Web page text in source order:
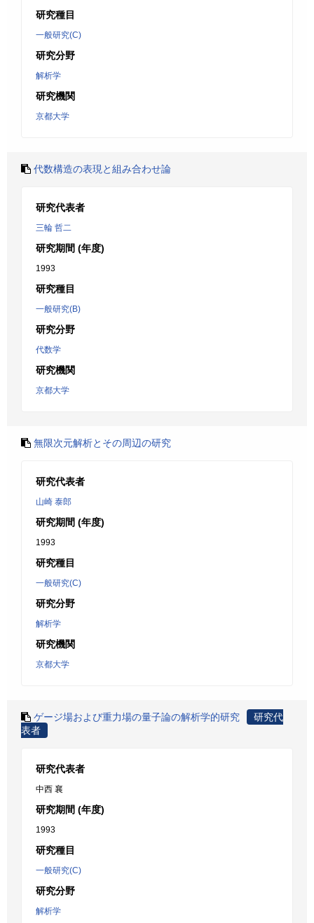
研究種目
一般研究(C)
研究分野
解析学
研究機関
京都大学
代数構造の表現と組み合わせ論
研究代表者
三輪 哲二
研究期間 (年度)
1993
研究種目
一般研究(B)
研究分野
代数学
研究機関
京都大学
無限次元解析とその周辺の研究
研究代表者
山崎 泰郎
研究期間 (年度)
1993
研究種目
一般研究(C)
研究分野
解析学
研究機関
京都大学
ゲージ場および重力場の量子論の解析学的研究
研究代
表者
研究代表者
中西 襄
研究期間 (年度)
1993
研究種目
一般研究(C)
研究分野
解析学